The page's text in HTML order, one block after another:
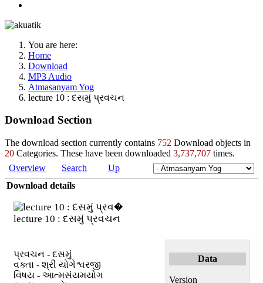
You are here:
Home
Download
MP3 Audio
Atmasanyam Yog
lecture 10 : દસમું પ્રવચન
Download Section
The download section currently contains 752 Download objects in
20 Categories. These have been downloaded 3,737,707 times.
Overview
Search
Up
Download details
lecture 10 : દસમું પ્રવચન
પ્રવચન - દસમું
વક્તા - શ્રી યોગેશ્વરજી
વિષય - આત્મસંયમયોગ
Data
Version